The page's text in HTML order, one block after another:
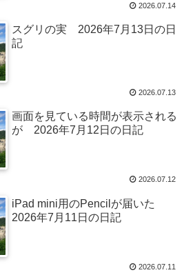
2026.07.14
スグリの実 2026年7月13日の日
記
2026.07.13
画面を見ている時間が表示される
が 2026年7月12日の日記
2026.07.12
iPad mini用のPencilが届いた
2026年7月11日の日記
2026.07.11